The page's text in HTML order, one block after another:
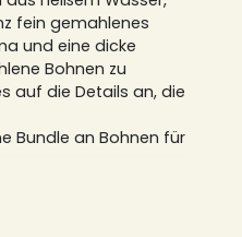
fein gemahlenes
und eine dicke
Bohnen zu
auf die Details an, die
Bundle an Bohnen für